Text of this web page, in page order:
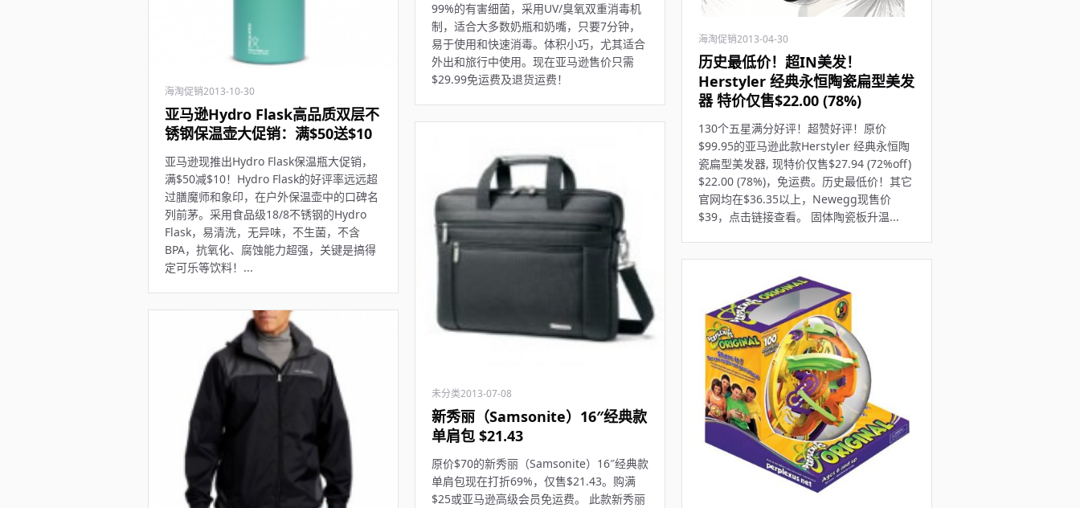
海淘促销2013-10-30
亚马逊Hydro Flask高品质双层不
锈钢保温壶大促销：满$50送$10
亚马逊现推出Hydro Flask保温瓶大促销，
满$50减$10！Hydro Flask的好评率远远超
过膳魔师和象印，在户外保温壶中的口碑名
列前茅。采用食品级18/8不锈钢的Hydro
Flask，易清洗，无异味，不生菌，不含
BPA，抗氧化、腐蚀能力超强，关键是搞得
定可乐等饮料！...
99%的有害细菌，采用UV/臭氧双重消毒机
制，适合大多数奶瓶和奶嘴，只要7分钟，
易于使用和快速消毒。体积小巧，尤其适合
外出和旅行中使用。现在亚马逊售价只需
$29.99免运费及退货运费！
未分类2013-07-08
新秀丽（Samsonite）16″经典款
单肩包 $21.43
原价$70的新秀丽（Samsonite）16″经典款
单肩包现在打折69%，仅售$21.43。购满
$25或亚马逊高级会员免运费。 此款新秀丽
海淘促销2013-04-30
历史最低价！超IN美发！
Herstyler 经典永恒陶瓷扁型美发
器 特价仅售$22.00 (78%)
130个五星满分好评！超赞好评！原价
$99.95的亚马逊此款Herstyler 经典永恒陶
瓷扁型美发器, 现特价仅售$27.94 (72%off)
$22.00 (78%)，免运费。历史最低价！其它
官网均在$36.35以上，Newegg现售价
$39，点击链接查看。 固体陶瓷板升温...